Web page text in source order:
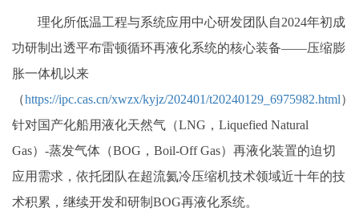
理化所低温工程与系统应用中心研发团队自2024年初成
功研制出透平布雷顿循环再液化系统的核心装备——压缩膨
胀一体机以来
（https://ipc.cas.cn/xwzx/kyjz/202401/t20240129_6975982.html）
针对国产化船用液化天然气（LNG，Liquefied Natural
Gas）-蒸发气体（BOG，Boil-Off Gas）再液化装置的迫切
应用需求，依托团队在超流氦冷压缩机技术领域近十年的技
术积累，继续开发和研制BOG再液化系统。